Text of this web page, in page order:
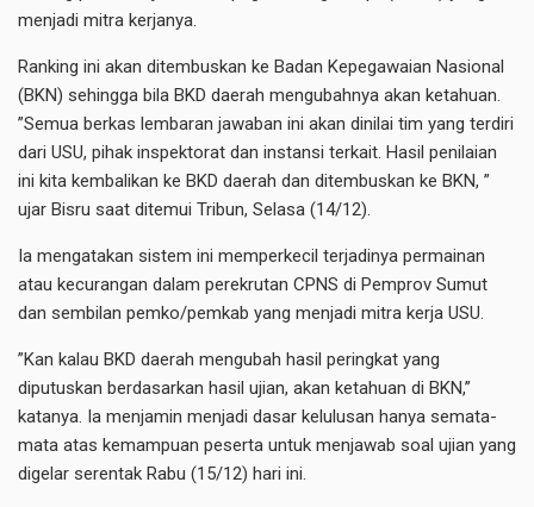
menjadi mitra kerjanya.
Ranking ini akan ditembuskan ke Badan Kepegawaian Nasional
(BKN) sehingga bila BKD daerah mengubahnya akan ketahuan.
”Semua berkas lembaran jawaban ini akan dinilai tim yang terdiri
dari USU, pihak inspektorat dan instansi terkait. Hasil penilaian
ini kita kembalikan ke BKD daerah dan ditembuskan ke BKN, ”
ujar Bisru saat ditemui Tribun, Selasa (14/12).
Ia mengatakan sistem ini memperkecil terjadinya permainan
atau kecurangan dalam perekrutan CPNS di Pemprov Sumut
dan sembilan pemko/pemkab yang menjadi mitra kerja USU.
”Kan kalau BKD daerah mengubah hasil peringkat yang
diputuskan berdasarkan hasil ujian, akan ketahuan di BKN,”
katanya. Ia menjamin menjadi dasar kelulusan hanya semata-
mata atas kemampuan peserta untuk menjawab soal ujian yang
digelar serentak Rabu (15/12) hari ini.